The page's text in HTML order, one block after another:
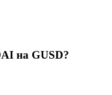
на GUSD?